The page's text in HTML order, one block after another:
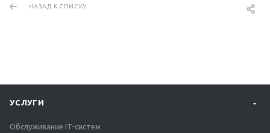
НАЗАД К СПИСКУ
УСЛУГИ
Обслуживание IT-систем